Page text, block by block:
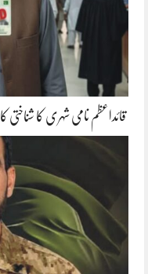
قائداعظم نامی شہری کا